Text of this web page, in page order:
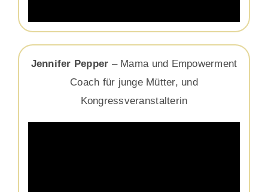
Jennifer Pepper – Mama und Empowerment
Coach für junge Mütter, und
Kongressveranstalterin